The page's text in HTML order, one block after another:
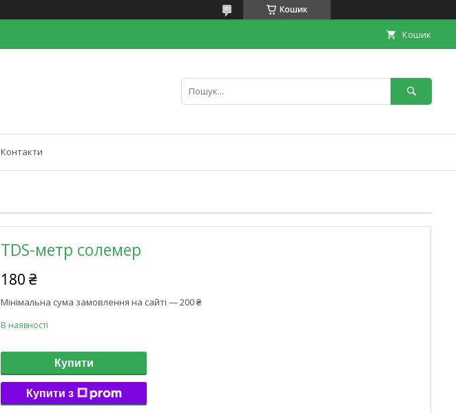
Кошик
Кошик
Контакти
TDS-метр солемер
180 ₴
Мінімальна сума замовлення на сайті — 200 ₴
В наявності
Купити
Купити з